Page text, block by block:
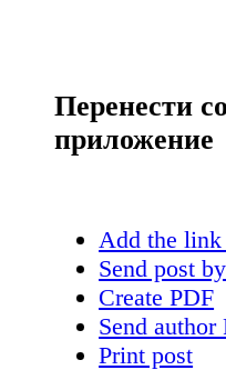
Перенести
приложение
Add the
Send post
Create PDF
Send
Print post